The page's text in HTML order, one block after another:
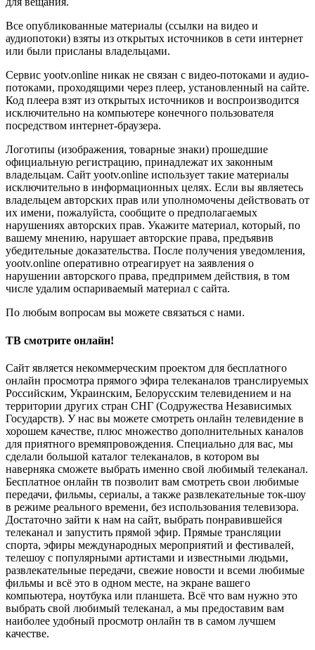
Все опубликованные материалы (ссылки на видео и
аудиопотоки) взяты из открытых источников в сети интернет
или были присланы владельцами.
Сервис yootv.online никак не связан с видео-потоками и аудио-
потоками, проходящими через плеер, установленный на сайте.
Код плеера взят из открытых источников и воспроизводится
исключительно на компьютере конечного пользователя
посредством интернет-браузера.
Логотипы (изображения, товарные знаки) прошедшие
официальную регистрацию, принадлежат их законным
владельцам. Сайт yootv.online использует такие материалы
исключительно в информационных целях. Если вы являетесь
владельцем авторских прав или уполномочены действовать от
их имени, пожалуйста, сообщите о предполагаемых
нарушениях авторских прав. Укажите материал, который, по
вашему мнению, нарушает авторские права, предъявив
убедительные доказательства. После получения уведомления,
yootv.online оперативно отреагирует на заявления о
нарушении авторского права, предпримем действия, в том
числе удалим оспариваемый материал с сайта.
По любым вопросам вы можете связаться с нами.
ТВ смотрите онлайн!
Сайт является некоммерческим проектом для бесплатного
онлайн просмотра прямого эфира телеканалов транслируемых
Российским, Украинским, Белорусским телевидением и на
территории других стран СНГ (Содружества Независимых
Государств). У нас вы можете смотреть онлайн телевидение в
хорошем качестве, плюс множество дополнительных каналов
для приятного времяпровождения. Специально для вас, мы
сделали большой каталог телеканалов, в котором вы
наверняка сможете выбрать именно свой любимый телеканал.
Бесплатное онлайн тв позволит вам смотреть свои любимые
передачи, фильмы, сериалы, а также развлекательные ток-шоу
в режиме реального времени, без использования телевизора.
Достаточно зайти к нам на сайт, выбрать понравившейся
телеканал и запустить прямой эфир. Прямые трансляции
спорта, эфиры международных мероприятий и фестивалей,
телешоу с популярными артистами и известными людьми,
развлекательные передачи, свежие новости и всеми любимые
фильмы и всё это в одном месте, на экране вашего
компьютера, ноутбука или планшета. Всё что вам нужно это
выбрать свой любимый телеканал, а мы предоставим вам
наиболее удобный просмотр онлайн тв в самом лучшем
качестве.